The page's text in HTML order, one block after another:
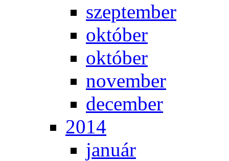
szep­tem­ber
ok­tó­ber
ok­tó­ber
no­vem­ber
de­cem­ber
2014
ja­nu­ár